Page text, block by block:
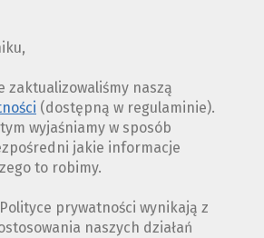
zaktualizowaliśmy naszą
(dostępną w regulaminie).
wyjaśniamy w sposób
jakie informacje
to robimy.
prywatności wynikają z
naszych działań